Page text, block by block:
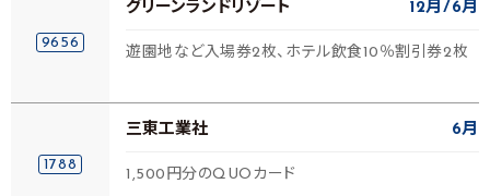
9656
グリーンランドリゾート 12月 6月
遊園地など入場券2枚、ホテル飲食10％割引券2枚
1788
三東工業社 6月
1,500円分のQUOカード